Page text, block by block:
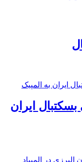
بسکتبال ایران